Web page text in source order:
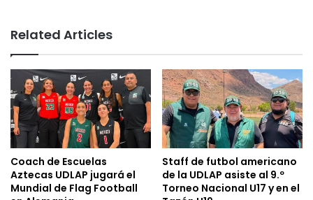
Related Articles
Coach de Escuelas
Aztecas UDLAP jugará el
Mundial de Flag Football
Staff de futbol americano
de la UDLAP asiste al 9.º
Torneo Nacional U17 y en el